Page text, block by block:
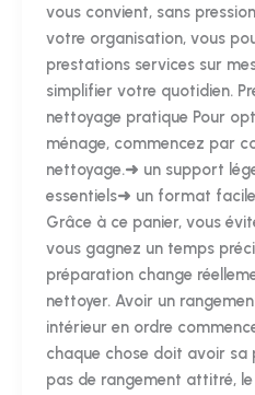
vous convient, sans
votre organisation, vous
prestations services sur
simplifier votre quotidien.
nettoyage pratique Pour
ménage, commencez par
nettoyage.➜ un support
essentiels➜ un format
Grâce à ce panier, vous
vous gagnez un temps
préparation change
nettoyer. Avoir un
intérieur en ordre
chaque chose doit avoir sa
pas de rangement attitré, le